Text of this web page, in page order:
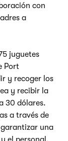
con
a
juguetes
Port
y recoger los
y recibir la
30 dólares.
a través de
una